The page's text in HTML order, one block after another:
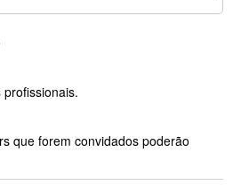
que forem convidados poderão